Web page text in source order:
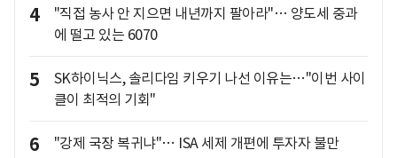
4
"직접 농사 안 지으면 내년까지 팔아라"… 양도세 중과
에 떨고 있는 6070
5
SK하이닉스, 솔리다임 키우기 나선 이유는…"이번 사이
클이 최적의 기회"
6 "강제 국장 복귀냐"… ISA 세제 개편에 투자자 불만